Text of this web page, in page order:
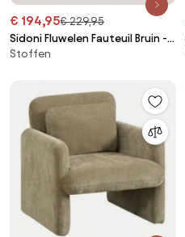
€ 194,95€ 229,95
Sidoni Fluwelen Fauteuil Bruin -
Tarwe - Sklum
Stoffen